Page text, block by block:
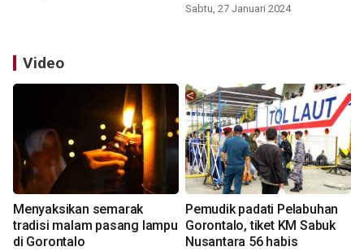
Sabtu, 27 Januari 2024
Video
Menyaksikan semarak
tradisi malam pasang lampu
di Gorontalo
Pemudik padati Pelabuhan
Gorontalo, tiket KM Sabuk
Nusantara 56 habis